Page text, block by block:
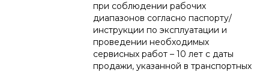
при соблюдении рабочих
диапазонов согласно паспорту/
инструкции по эксплуатации и
проведении необходимых
сервисных работ – 10 лет с даты
продажи, указанной в транспортных